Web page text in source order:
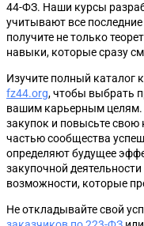
44-ФЗ. Наши курсы
учитывают все
получите не только
навыки, которые сразу
Изучите полный каталог
fz44.org, чтобы выбрать
вашим карьерным целям.
закупок и повысьте
частью сообщества
определяют будущее
закупочной
возможности, которые
Не откладывайте свой